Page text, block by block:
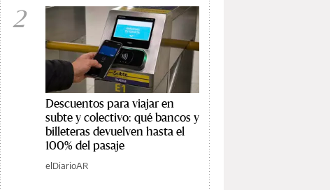
2
Descuentos para viajar en
subte y colectivo: qué bancos y
billeteras devuelven hasta el
100% del pasaje
elDiarioAR